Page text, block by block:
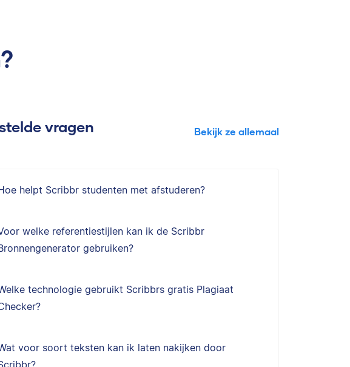
vragen Bekijk ze allemaal
helpt Scribbr studenten met afstuderen?
welke referentiestijlen kan ik de Scribbr
gebruiken?
technologie gebruikt Scribbrs gratis Plagiaat
voor soort teksten kan ik laten nakijken door